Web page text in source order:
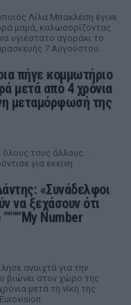
Λίλα Μπακλέση έγινε
μαμά, καλωσορίζοντας
υγιέστατο αγοράκι το
7 Αυγούστου.
πήγε κομμωτήριο
μετά από 4 χρόνια
μεταμόρφωσή της
όλους τους άλλους...
για εκείνη
«Συνάδελφοι
να ξεχάσουν ότι
Number
ανοιχτά για την
βιώνει στον χώρο της
μετά τη νίκη της